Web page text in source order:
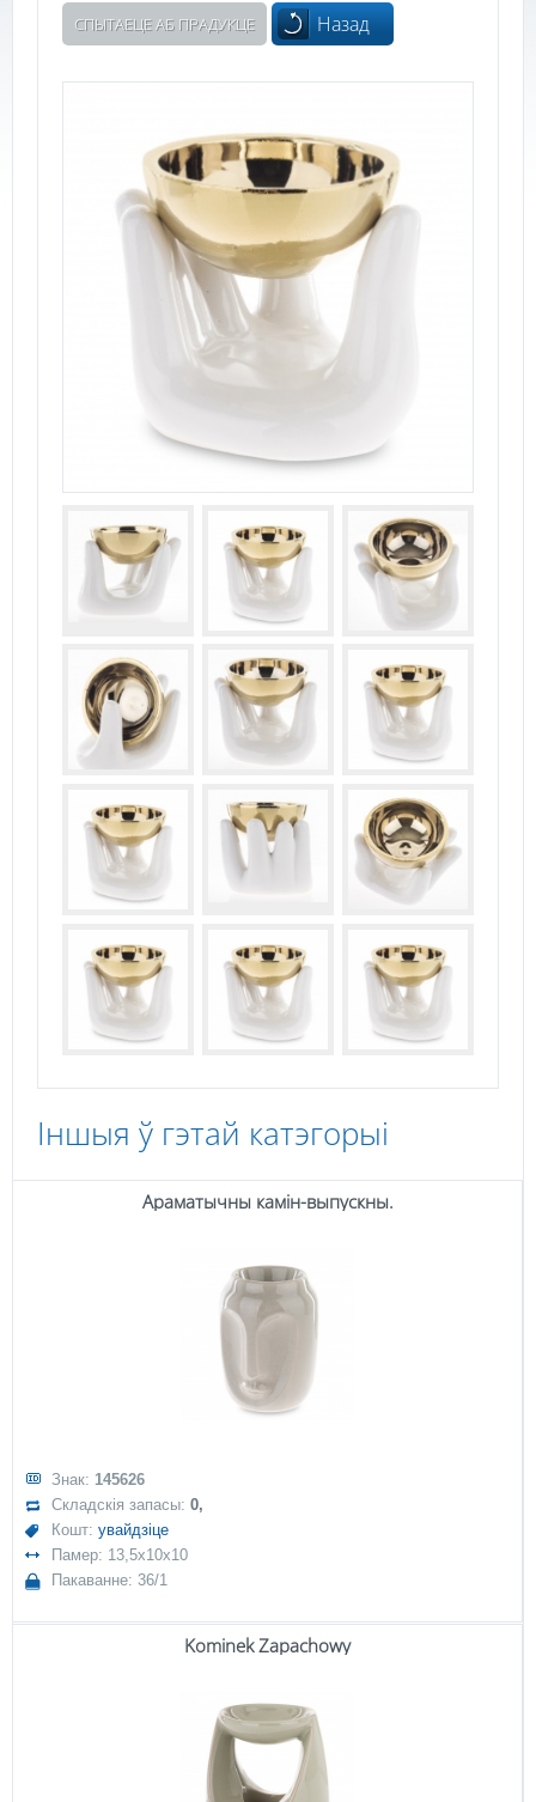
СПЫТАЕЦЕ АБ ПРАДУКЦЕ Назад
Іншыя ў гэтай катэгорыі
Араматычны камін-выпускны.
Знак: 145626
Складскія запасы:0,
Кошт:увайдзіце
Памер: 13,5x10x10
Пакаванне: 36/1
Kominek Zapachowy